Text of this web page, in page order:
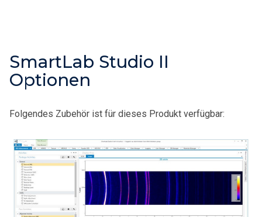
SmartLab Studio II
Optionen
Folgendes Zubehör ist für dieses Produkt verfügbar: